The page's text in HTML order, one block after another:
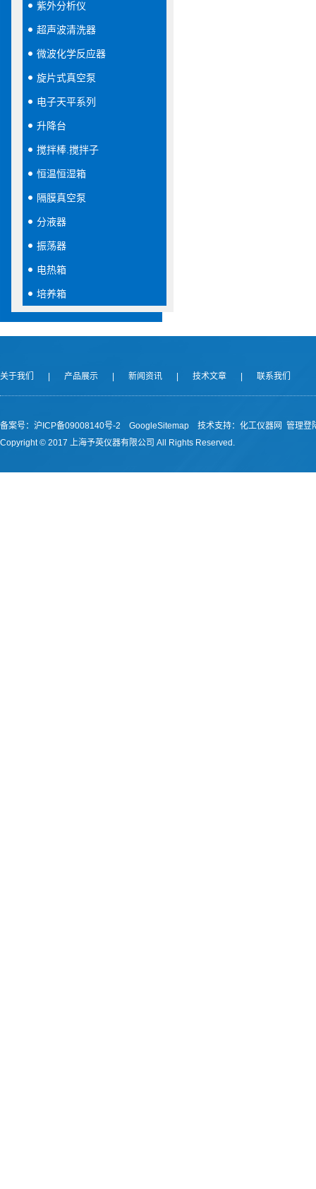
紫外分析仪
超声波清洗器
微波化学反应器
旋片式真空泵
电子天平系列
升降台
搅拌棒.搅拌子
恒温恒湿箱
隔膜真空泵
分液器
振荡器
电热箱
培养箱
关于我们 产品展示 新闻资讯 技术文章 联系我们
备案号：沪ICP备09008140号-2 GoogleSitemap 技术支持： 化工仪器网 管理登
Copyright © 2017 上海予英仪器有限公司 All Rights Reserved.